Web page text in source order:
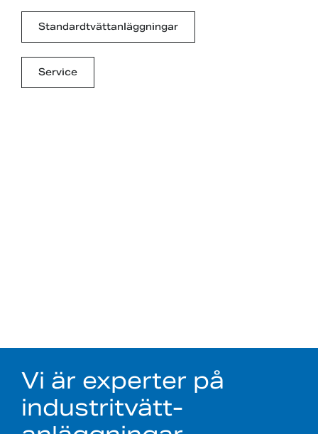
Standardtvättanläggningar
Service
Vi är experter på
industritvätt-